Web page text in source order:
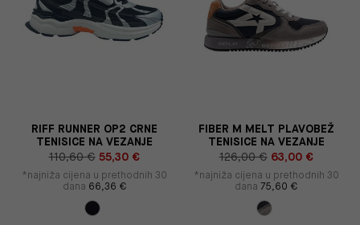
RIFF RUNNER OP2 CRNE
TENISICE NA VEZANJE
110,60 € 55,30 €
*najniža cijena u prethodnih 30
dana 66,36 €
FIBER M MELT PLAVOBEŽ
TENISICE NA VEZANJE
126,00 € 63,00 €
*najniža cijena u prethodnih 30
dana 75,60 €